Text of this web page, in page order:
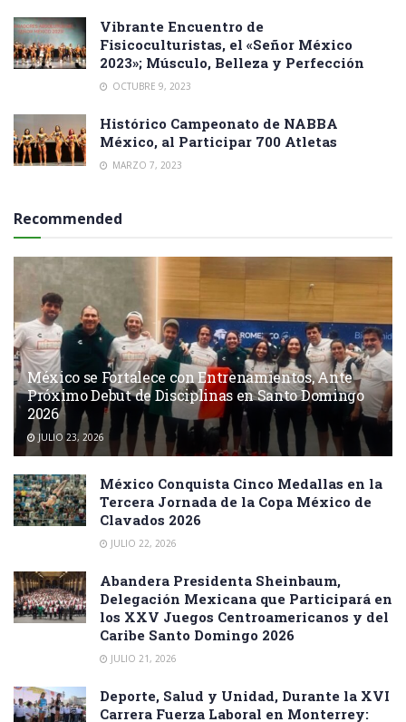
Vibrante Encuentro de
Fisicoculturistas, el «Señor México
2023»; Músculo, Belleza y Perfección
OCTUBRE 9, 2023
Histórico Campeonato de NABBA
México, al Participar 700 Atletas
MARZO 7, 2023
Recommended
México se Fortalece con Entrenamientos, Ante
Próximo Debut de Disciplinas en Santo Domingo
2026
JULIO 23, 2026
México Conquista Cinco Medallas en la
Tercera Jornada de la Copa México de
Clavados 2026
JULIO 22, 2026
Abandera Presidenta Sheinbaum,
Delegación Mexicana que Participará en
los XXV Juegos Centroamericanos y del
Caribe Santo Domingo 2026
JULIO 21, 2026
Deporte, Salud y Unidad, Durante la XVI
Carrera Fuerza Laboral en Monterrey: